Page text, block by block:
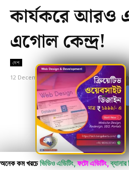
কার্যকরে আরও
এগোল কেন্দ্র!
দেশ
12 December, 2024 Updated: 12
অনেক কম খরচে ভিডিও এডিটিং,ফটো এডিটিং,